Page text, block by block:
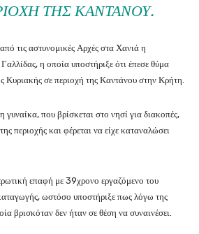
ΤΗΣ ΚΑΝΤΆΝΟΥ.
τις αστυνομικές Αρχές στα Χανιά η
η οποία υποστήριξε ότι έπεσε θύμα
Κυριακής σε περιοχή της Καντάνου στην Κρήτη.
που βρίσκεται στο νησί για διακοπές,
περιοχής και φέρεται να είχε καταναλώσει
επαφή με 39χρονο εργαζόμενο του
ωστόσο υποστήριξε πως λόγω της
βρισκόταν δεν ήταν σε θέση να συναινέσει.